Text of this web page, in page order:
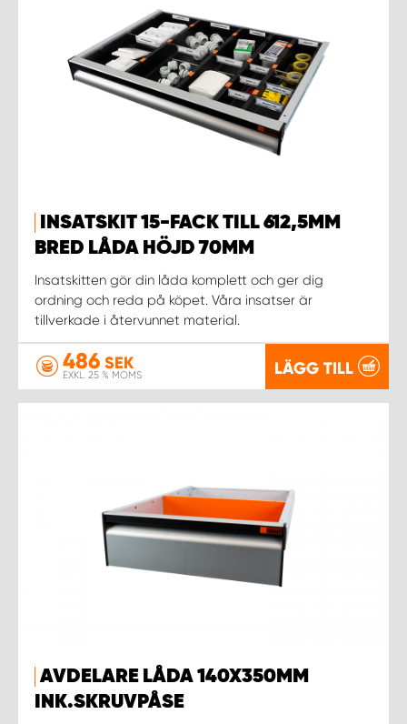
INSATSKIT 15-FACK TILL 612,5MM
BRED LÅDA HÖJD 70MM
Insatskitten gör din låda komplett och ger dig
ordning och reda på köpet. Våra insatser är
tillverkade i återvunnet material.
486 SEK
EXKL. 25 % MOMS LÄGG TILL
AVDELARE LÅDA 140X350MM
INK.SKRUVPÅSE